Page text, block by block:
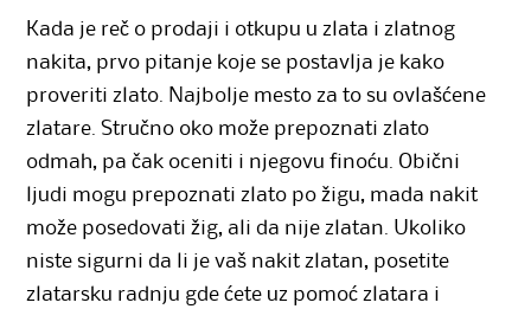
Kada je reč o prodaji i otkupu u zlata i zlatnog
nakita, prvo pitanje koje se postavlja je kako
proveriti zlato. Najbolje mesto za to su ovlašćene
zlatare. Stručno oko može prepoznati zlato
odmah, pa čak oceniti i njegovu finoću. Obični
ljudi mogu prepoznati zlato po žigu, mada nakit
može posedovati žig, ali da nije zlatan. Ukoliko
niste sigurni da li je vaš nakit zlatan, posetite
zlatarsku radnju gde ćete uz pomoć zlatara i